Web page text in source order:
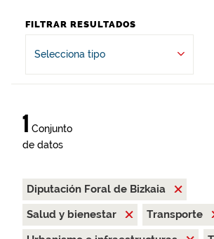
FILTRAR RESULTADOS
Selecciona tipo
1 Conjunto
de datos
Diputación Foral de Bizkaia
Salud y bienestar
Transporte